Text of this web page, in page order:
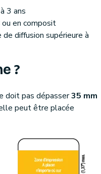
3 ans
en composit
diffusion supérieure à
?
doit pas dépasser35 mm
peut être placée